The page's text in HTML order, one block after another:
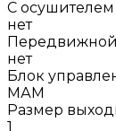
С осушителем
нет
Передвижной
нет
Блок
МАМ
Размер
1